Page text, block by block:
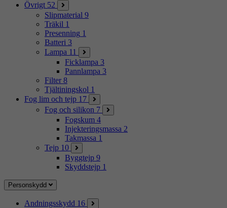
Övrigt 52
Slipmaterial 9
Träkil 1
Presenning 1
Batteri 3
Lampa 11
Ficklampa 3
Pannlampa 3
Filter 8
Tjältiningskol 1
Fog lim och tejp 17
Fog och silikon 7
Fogskum 4
Injekteringsmassa 2
Takmassa 1
Tejp 10
Byggtejp 9
Skyddstejp 1
Personskydd
Andningsskydd 16